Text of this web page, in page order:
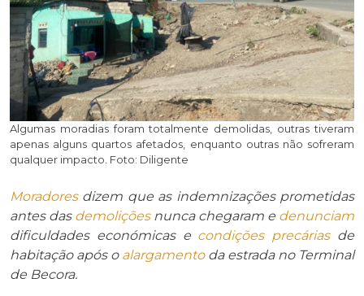
Algumas moradias foram totalmente demolidas, outras tiveram
apenas alguns quartos afetados, enquanto outras não sofreram
qualquer impacto. Foto: Diligente
Moradoresdizem que as indemnizações prometidas
antes das demoliçõesnunca chegaram e denunciam
dificuldades económicas e condições precáriasde
habitação após o alargamentoda estrada no Terminal
de Becora.